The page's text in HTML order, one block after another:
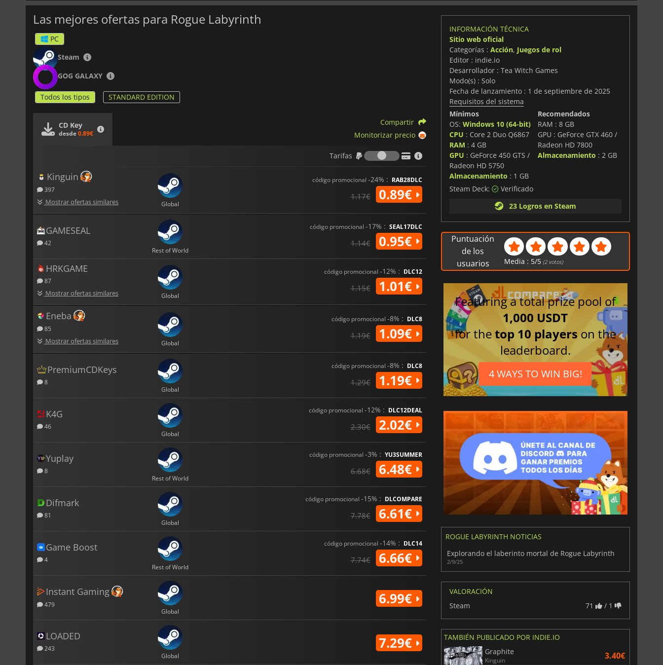
Las mejores ofertas para Rogue Labyrinth
PC
Steam
GOG GALAXY
Todos los tipos STANDARD EDITION
CD Key
desde0.89€
Compartir
Monitorizar precio
Tarifas
Tarifas
Kinguin
397
Mostrar ofertas similares Global
código promocional -24% : RAB28DLC
1.17€ 0.89€
GAMESEAL
42
Rest of World
código promocional -17% : SEAL17DLC
1.14€ 0.95€
HRKGAME
87
Mostrar ofertas similares Global
código promocional -12% : DLC12
1.15€ 1.01€
Eneba
85
Mostrar ofertas similares Global
código promocional -8% : DLC8
1.19€ 1.09€
PremiumCDKeys
8
Global
código promocional -8% : DLC8
1.29€ 1.19€
K4G
46
Global
código promocional -12% : DLC12DEAL
2.30€ 2.02€
Yuplay
8
Rest of World
código promocional -3% : YU3SUMMER
6.68€ 6.48€
Difmark
81
Global
código promocional -15% : DLCOMPARE
7.78€ 6.61€
Game Boost
4
Rest of World
código promocional -14% : DLC14
7.74€ 6.66€
Instant Gaming
479
Global
6.99€
LOADED
243
Global
7.29€
INFORMACIÓN TÉCNICA
Sitio web oficial
Categorías : Acción, Juegos de rol
Editor : indie.io
Desarrollador : Tea Witch Games
Modo(s) : Solo
Fecha de lanzamiento : 1 de septiembre de 2025
Requisitos del sistema
Mínimos
OS: Windows 10 (64-bit)
CPU : Core 2 Duo Q6867
RAM : 4 GB
GPU : GeForce 450 GTS /
Radeon HD 5750
Almacenamiento : 1 GB
Recomendados
RAM : 8 GB
GPU : GeForce GTX 460 /
Radeon HD 7800
Almacenamiento : 2 GB
Steam Deck:
Verificado
23 Logros en Steam
Puntuación
de los
usuarios
Media : 5/5 (2 votos)
Featuring a total prize pool of
1,000 USDT
for thetop 10 players on the
leaderboard.
4 WAYS TO WIN BIG!
ROGUE LABYRINTH NOTICIAS
Explorando el laberinto mortal de Rogue Labyrinth
2/9/25
VALORACIÓN
Steam
71 / 1
TAMBIÉN PUBLICADO POR INDIE.IO
Graphite
Kinguin 3.40€